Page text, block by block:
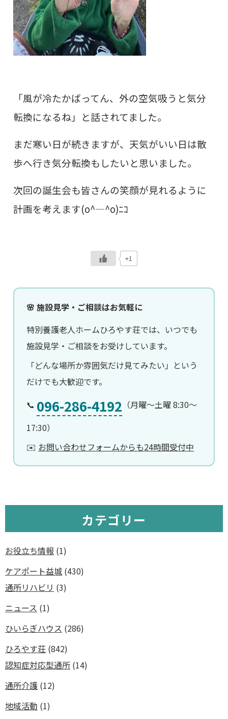
「風が冷たかばってん、外の空気吸うと気分
転換になるね」と話されてました。
まだ寒い日が続きますが、天気がいい日は散
歩へ行き気分転換もしたいと思いました。
次回の誕生会も皆さんの笑顔が見れるように
計画を考えます(o^―^o)ﾆｺ
+1
🌸 施設見学・ご相談はお気軽に
特別養護老人ホームひろやす荘では、いつでも
施設見学・ご相談をお受けしています。
「どんな場所か雰囲気だけ見てみたい」という
だけでも大歓迎です。
📞 096-286-4192 （月曜〜土曜 8:30〜
17:30）
✉️ お問い合わせフォームからも24時間受付中
カテゴリー
お役立ち情報 (1)
ケアポート益城 (430)
通所リハビリ (3)
ニュース (1)
ひいらぎハウス (286)
ひろやす荘 (842)
認知症対応型通所 (14)
通所介護 (12)
地域活動 (1)